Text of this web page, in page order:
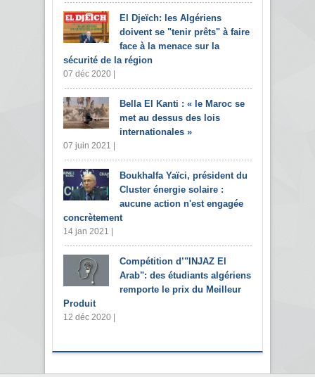
El Djeïch: les Algériens
doivent se "tenir prêts" à faire
face à la menace sur la
sécurité de la région
07 déc 2020 |
Bella El Kanti : « le Maroc se
met au dessus des lois
internationales »
07 juin 2021 |
Boukhalfa Yaïci, président du
Cluster énergie solaire :
aucune action n'est engagée
concrètement
14 jan 2021 |
Compétition d’"INJAZ El
Arab": des étudiants algériens
remporte le prix du Meilleur
Produit
12 déc 2020 |